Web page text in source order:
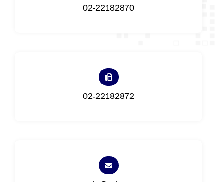
02-22182870
02-22182872